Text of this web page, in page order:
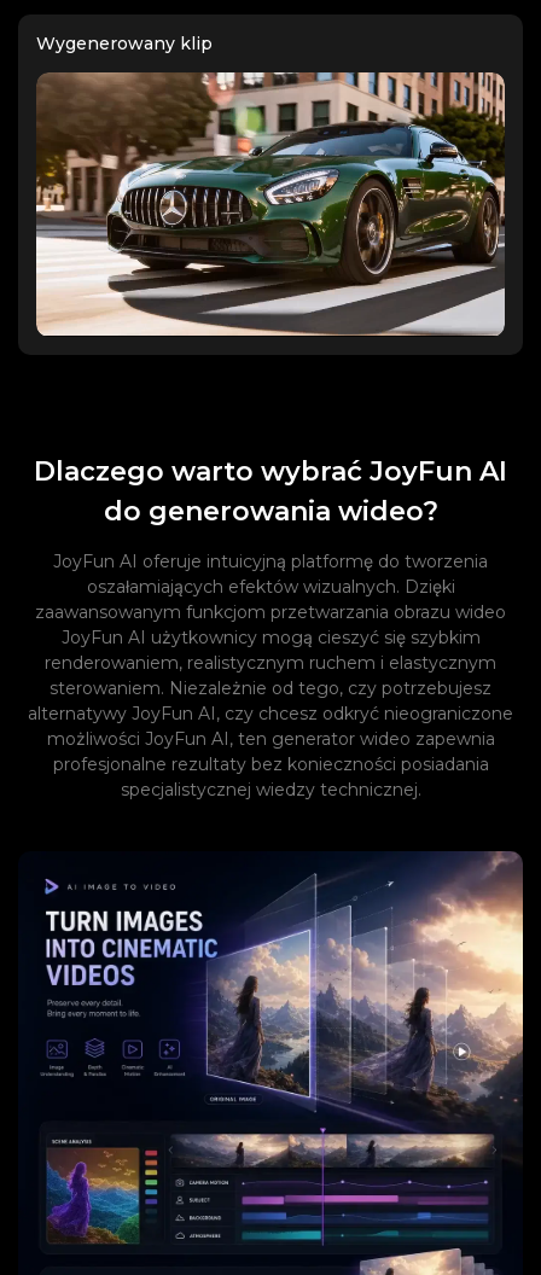
Wygenerowany klip
Dlaczego warto wybrać JoyFun AI
do generowania wideo?
JoyFun AI oferuje intuicyjną platformę do tworzenia
oszałamiających efektów wizualnych. Dzięki
zaawansowanym funkcjom przetwarzania obrazu wideo
JoyFun AI użytkownicy mogą cieszyć się szybkim
renderowaniem, realistycznym ruchem i elastycznym
sterowaniem. Niezależnie od tego, czy potrzebujesz
alternatywy JoyFun AI, czy chcesz odkryć nieograniczone
możliwości JoyFun AI, ten generator wideo zapewnia
profesjonalne rezultaty bez konieczności posiadania
specjalistycznej wiedzy technicznej.